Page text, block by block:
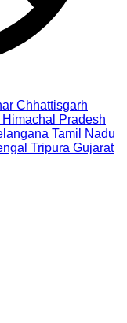
Chhattisgarh
Himachal Pradesh
Tamil Nadu
Tripura Gujarat